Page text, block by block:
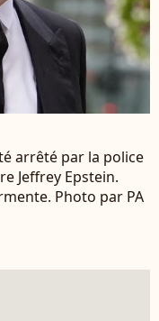
arrêté par la police
Jeffrey Epstein.
Photo par PA